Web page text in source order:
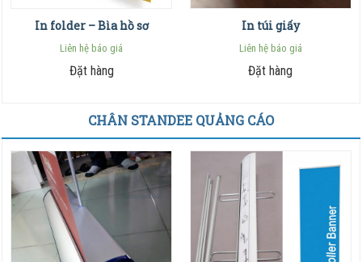
In folder – Bìa hồ sơ
Liên hệ báo giá
Đặt hàng
In túi giấy
Liên hệ báo giá
Đặt hàng
CHÂN STANDEE QUẢNG CÁO